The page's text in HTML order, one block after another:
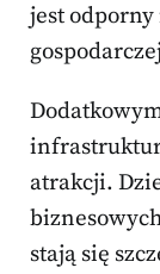
jest
atrakcji.
stają się